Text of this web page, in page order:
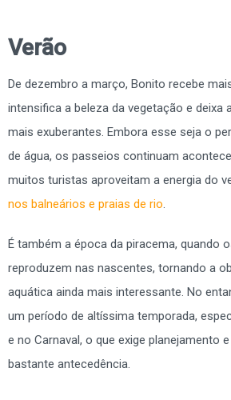
Verão
De dezembro a março, Bonito recebe
intensifica a beleza da vegetação e deixa
mais exuberantes. Embora esse seja o
de água, os passeios continuam
muitos turistas aproveitam a energia do
nos balneários e praias de rio.
É também a época da piracema, quando
reproduzem nas nascentes, tornando a
aquática ainda mais interessante. No
um período de altíssima temporada,
e no Carnaval, o que exige planejamento
bastante antecedência.